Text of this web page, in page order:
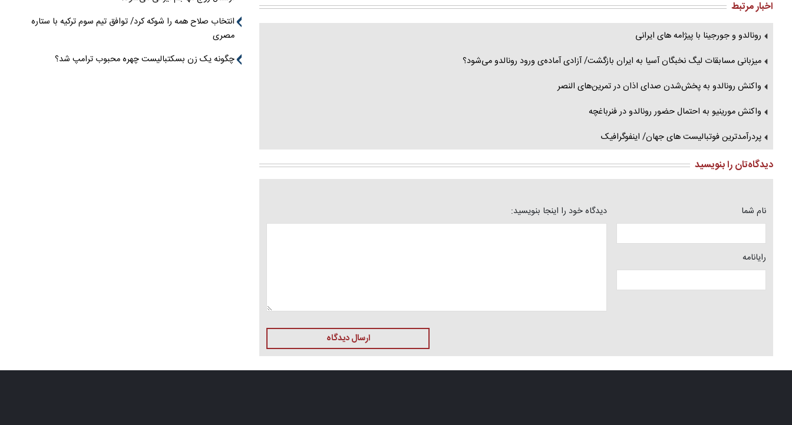
اخبار مرتبط
رونالدو و جورجینا با پیژامه‌ های ایرانی
میزبانی مسابقات لیگ نخبگان آسیا به ایران بازگشت/ آزادی آماده‌ی ورود رونالدو می‌شود؟
واکنش رونالدو به پخش‌شدن صدای اذان در تمرین‌های النصر
واکنش مورینیو به احتمال حضور رونالدو در فنرباغچه
پردرآمدترین فوتبالیست های جهان/ اینفوگرافیک
دیدگاه‌تان را بنویسید
نام شما
رایانامه
دیدگاه خود را اینجا بنویسید:
ارسال دیدگاه
انتخاب صلاح همه را شوکه کرد/ توافق تیم سوم ترکیه با ستاره
مصری
چگونه یک زن بسکتبالیست چهره محبوب ترامپ شد؟